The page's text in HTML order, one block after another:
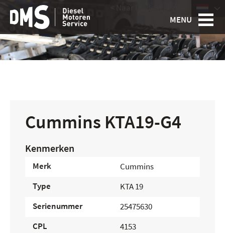
MENU
Cummins KTA19-G4
Kenmerken
Merk
Cummins
Type
KTA 19
Serienummer
25475630
CPL
4153